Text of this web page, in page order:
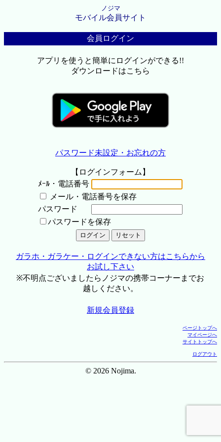
ノジマ
モバイル会員サイト
会員ログイン
アプリを使うと簡単にログインができる!!
ダウンロードはこちら
パスワード未設定・お忘れの方
【ログインフォーム】
ﾒｰﾙ・電話番号
メール・電話番号を保存
パスワード
パスワードを保存
ガラホ・ガラケー・ログインできない方はこちらから
お試し下さい
※不明点ございましたらノジマの携帯コーナーまでお
越しください。
新規会員登録
ページトップへ
マイページへ
サイトトップへ
ログアウト
© 2026 Nojima.